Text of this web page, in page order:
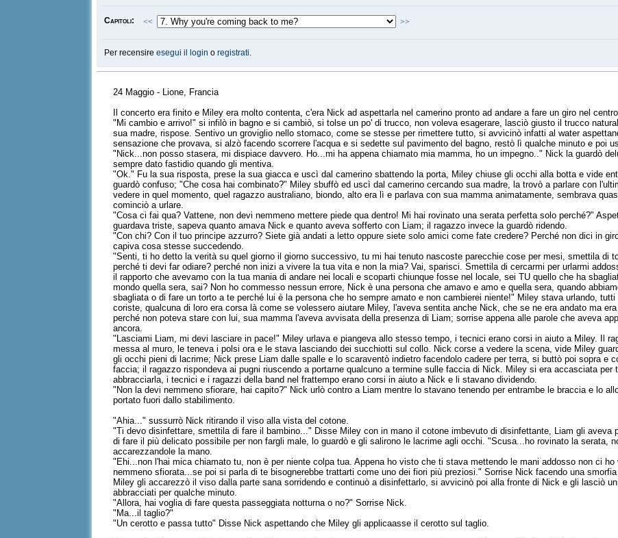
Capitoli: << >>
Per recensireesegui il login oregistrati.
24 Maggio - Lione, Francia
Il concerto era finito e Miley era molto contenta, c'era Nick ad aspettarla nel camerino pronto ad andare a fare un giro nel
"Mi cambio e arrivo!" si infilò in bagno e si cambiò, si tolse un po' di trucco, non voleva esagerare, lasciò giusto il trucco
sua madre, rispose. Sentivo un groviglio nello stomaco, come se stesse per rimettere tutto, si avvicinò infatti al water
sensazione che provava, si alzò facendo scorrere l'acqua e si sedette sul pavimento del bagno, restò lì qualche minuto e poi
"Nick...non posso stasera, mi dispiace davvero. Ho...mi ha appena chiamato mia mamma, ho un impegno.." Nick la guardò
sempre dato fastidio quando gli mentiva.
"Ok." Fu la sua risposta, prese la sua giacca e uscì dal camerino sbattendo la porta, Miley chiuse gli occhi alla botta e vide
guardò confuso; "Che cosa hai combinato?" Miley sbuffò ed uscì dal camerino cercando sua madre, la trovò a parlare con
vedere in quel momento, quel ragazzo australiano, biondo, alto era lì e parlava con sua mamma animatamente, sembrava
cominciò a urlare.
"Cosa ci fai qua? Vattene, non devi nemmeno mettere piede qua dentro! Mi hai rovinato una serata perfetta solo perché?"
guardava triste, sapeva quanto amava Nick e quanto aveva sofferto con Liam; il ragazzo invece la guardò ridendo.
"Con chi? Con il tuo principe azzurro? Siete già andati a letto oppure siete solo amici come fate credere? Perché non dici in
capiva cosa stesse succedendo.
"Senti, ti ho detto la verità su quel giorno il giorno successivo, tu mi hai tenuto nascoste parecchie cose per mesi, smettila di
perché ti devi far odiare? perché non inizi a vivere la tua vita e non la mia? Vai, sparisci. Smettila di cercarmi per urlarmi
il rapporto che avevamo con la tua mania di andare nei locali e scoparti chiunque fosse nel locale, sei TU quello che ha
mondo quella sera, sai? Non ho commesso nessun errore, Nick è una persona che amavo e amo e quella sera, quando
sbagliata o di fare un torto a te perché lui è la persona che ho sempre amato e non cambierei niente!" Miley stava urlando,
coriste, qualcuna di loro era corsa là come se volessero aiutare Miley, l'aveva sentita anche Nick, che se ne era andato ma
perché non poteva stare con lui, sua mamma l'aveva avvisata della presenza di Liam; sorrise appena alle parole che aveva
ancora.
"Lasciami Liam, mi devi lasciare in pace!" Miley urlava e piangeva allo stesso tempo, i tecnici erano corsi in aiuto a Miley. Il
messa al muro, le teneva i polsi ora e le stava lasciando dei succhiotti sul collo. Nick corse a vedere la scena, vide Miley
gli occhi pieni di lacrime; Nick prese Liam dalle spalle e lo scaraventò indietro facendolo cadere per terra, si buttò poi sopra e
faccia; il ragazzo rispondeva ai pugni riuscendo a portarne qualcuno a termine sulle faccia di Nick. Miley si era accasciata per
abbracciarla, i tecnici e i ragazzi della band nel frattempo erano corsi in aiuto a Nick e li stavano dividendo.
"Non la devi nemmeno sfiorare, hai capito?" Nick urlò contro a Liam mentre lo stavano tenendo per entrambe le braccia e lo
portato fuori dallo stabilimento.
"Ahia..." sussurrò Nick ritirando il viso alla vista del cotone.
"Ti devo disinfettare, smettila di fare il bambino..." Disse Miley con in mano il cotone imbevuto di disinfettante, Liam gli aveva
di fare il più delicato possibile per non fargli male, lo guardò e gli salirono le lacrime agli occhi. "Scusa...ho rovinato la serata,
accarezzandole la mano.
"Ehi...non l'hai mica chiamato tu, non è per niente colpa tua. Appena ho visto che ti stava mettendo le mani addosso non ci
nemmeno sfiorata...se poi si parla di te bisognerebbe trattarti come uno dei fiori più preziosi." Sorrise Nick facendo una
Miley gli accarezzò il viso dalla parte sana sorridendo e continuò a disinfettarlo, si avvicinò poi alla fronte di Nick e gli lasciò
abbracciati per qualche minuto.
"Allora, hai voglia di fare questa passeggiata notturna o no?" Sorrise Nick.
"Ma...il taglio?"
"Un cerotto e passa tutto" Disse Nick aspettando che Miley gli applicaasse il cerotto sul taglio.